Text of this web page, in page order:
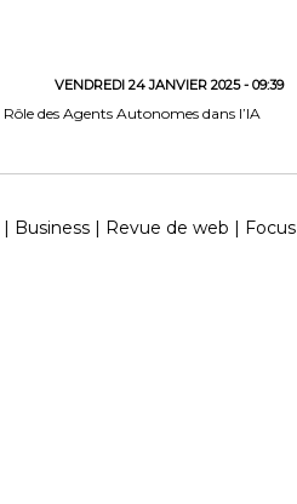
VENDREDI 24 JANVIER 2025 - 09:39
Rôle des Agents Autonomes dans l’IA
| Business | Revue de web | Focus